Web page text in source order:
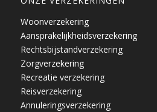
Woonverzekering
Aansprakelijkheidsverzekering
Rechtsbijstandverzekering
Zorgverzekering
Recreatie verzekering
Reisverzekering
Annuleringsverzekering